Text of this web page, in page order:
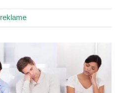
reklame